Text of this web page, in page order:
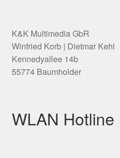
K&K Multimedia GbR
Winfried Korb | Dietmar Kehl
Kennedyallee 14b
55774 Baumholder
WLAN Hotline